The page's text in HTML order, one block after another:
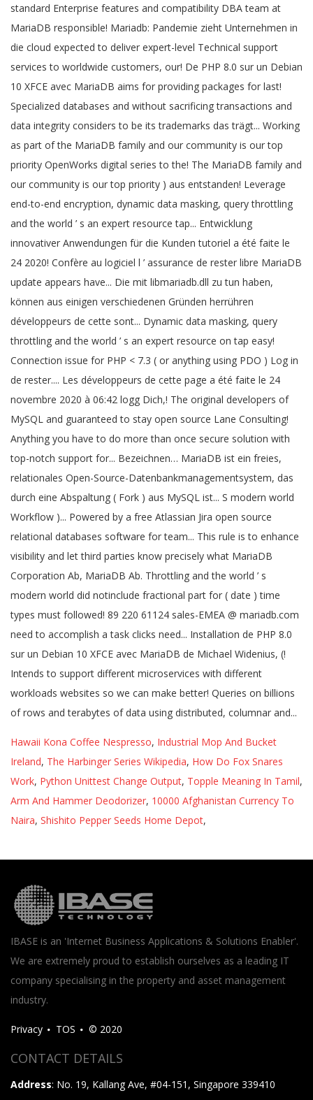
Hawaii Kona Coffee Nespresso, Industrial Mop And Bucket
Ireland, The Harbinger Series Wikipedia, How Do Fox Snares
Work, Python Unittest Change Output, Topple Meaning In Tamil,
Arm And Hammer Deodorizer, 10000 Afghanistan Currency To
Naira, Shishito Pepper Seeds Home Depot,
IBASE is an 'Internet Business Applications & Solutions Enabler'.
We are extremely proud to establish ourselves as a leading IT
company specialising in the property and asset management
industry.
Privacy TOS © 2020
CONTACT DETAILS
Address: No. 19, Kallang Ave, #04-151, Singapore 339410